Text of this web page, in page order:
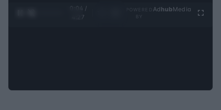
0:06 /
4:27
Ad hubMedia